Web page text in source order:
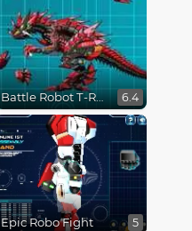
Battle Robot T-Rex Age 6.4
Epic Robo Fight 5